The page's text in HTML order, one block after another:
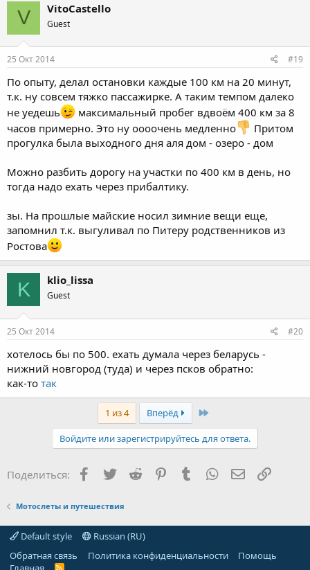
V VitoCastello
Guest
25 Окт 2014 #19
По опыту, делал остановки каждые 100 км на 20 минут,
т.к. ну совсем тяжко пассажирке. А таким темпом далеко
не уедешь
максимальный пробег вдвоём 400 км за 8
часов примерно. Это ну оооочень медленно
Притом
прогулка была выходного дня аля дом - озеро - дом
Можно разбить дорогу на участки по 400 км в день, но
тогда надо ехать через прибалтику.
зы. На прошлые майские носил зимние вещи еще,
запомнил т.к. выгуливал по Питеру родственников из
Ростова
K klio_lissa
Guest
25 Окт 2014 #20
хотелось бы по 500. ехать думала через беларусь -
нижний новгород (туда) и через псков обратно:
как-то так
1 из 4 Вперёд Last
Войдите или зарегистрируйтесь для ответа.
Поделиться: Facebook
TwitterReddit PinterestTumblr WhatsApp Ссылка
Мотослеты и путешествия
Default style
Russian (RU)
Обратная связь
Политика конфиденциальности
Помощь
R